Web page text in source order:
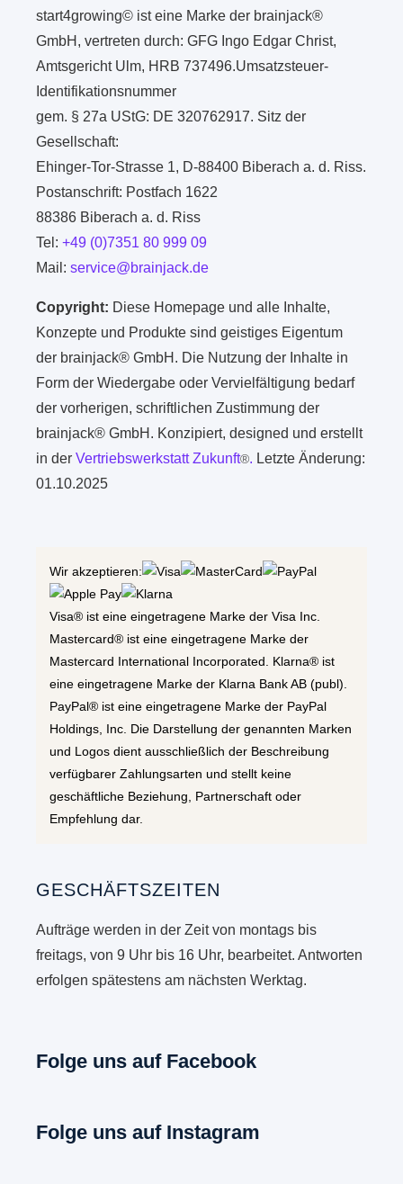
start4growing© ist eine Marke der brainjack®
GmbH, vertreten durch: GFG Ingo Edgar Christ,
Amtsgericht Ulm, HRB 737496.Umsatzsteuer-
Identifikationsnummer
gem. § 27a UStG: DE 320762917. Sitz der
Gesellschaft:
Ehinger-Tor-Strasse 1, D-88400 Biberach a. d. Riss.
Postanschrift: Postfach 1622
88386 Biberach a. d. Riss
Tel:+49 (0)7351 80 999 09
Mail:service@brainjack.de
Copyright: Diese Homepage und alle Inhalte,
Konzepte und Produkte sind geistiges Eigentum
der brainjack® GmbH. Die Nutzung der Inhalte in
Form der Wiedergabe oder Vervielfältigung bedarf
der vorherigen, schriftlichen Zustimmung der
brainjack® GmbH. Konzipiert, designed und erstellt
in derVertriebswerkstatt Zukunft®. Letzte Änderung:
01.10.2025
Wir akzeptieren:
Visa® ist eine eingetragene Marke der Visa Inc.
Mastercard® ist eine eingetragene Marke der
Mastercard International Incorporated. Klarna® ist
eine eingetragene Marke der Klarna Bank AB (publ).
PayPal® ist eine eingetragene Marke der PayPal
Holdings, Inc. Die Darstellung der genannten Marken
und Logos dient ausschließlich der Beschreibung
verfügbarer Zahlungsarten und stellt keine
geschäftliche Beziehung, Partnerschaft oder
Empfehlung dar.
GESCHÄFTSZEITEN
Aufträge werden in der Zeit von montags bis
freitags, von 9 Uhr bis 16 Uhr, bearbeitet. Antworten
erfolgen spätestens am nächsten Werktag.
Folge uns auf Facebook
Folge uns auf Instagram